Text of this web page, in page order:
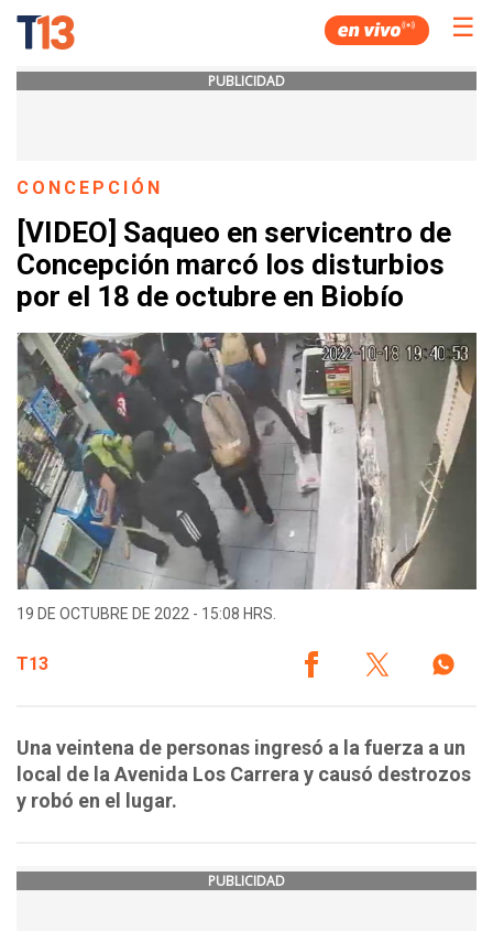
☰
PUBLICIDAD
CONCEPCIÓN
[VIDEO] Saqueo en servicentro de
Concepción marcó los disturbios
por el 18 de octubre en Biobío
19 DE OCTUBRE DE 2022 - 15:08 HRS.
T13
Una veintena de personas ingresó a la fuerza a un
local de la Avenida Los Carrera y causó destrozos
y robó en el lugar.
PUBLICIDAD